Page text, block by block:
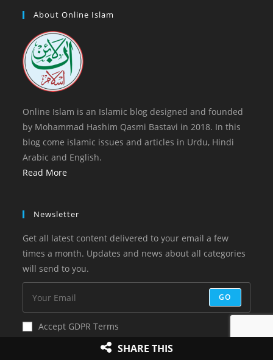
tab
new a
tab
About Online Islam
Online Islam is an Islamic blog designed and founded
by Mohammad Hashim Qasmi Bastavi in 2018. In this
blog come islamic issues and articles in Urdu, Hindi
Arabic and English.
Read More
Newsletter
Get all latest content delivered to your email a few
times a month. Updates and news about all categories
will send to you.
GO
Accept GDPR Terms
SHARE THIS